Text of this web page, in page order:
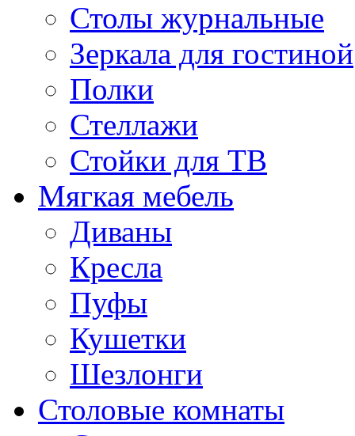
Столы журнальные
Зеркала для гостиной
Полки
Стеллажи
Стойки для ТВ
Мягкая мебель
Диваны
Кресла
Пуфы
Кушетки
Шезлонги
Столовые комнаты